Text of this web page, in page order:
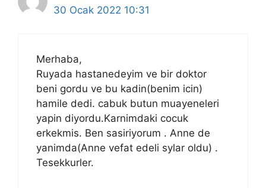
30 Ocak 2022 10:31
Merhaba,
Ruyada hastanedeyim ve bir doktor
beni gordu ve bu kadin(benim icin)
hamile dedi. cabuk butun muayeneleri
yapin diyordu.Karnimdaki cocuk
erkekmis. Ben sasiriyorum . Anne de
yanimda(Anne vefat edeli sylar oldu) .
Tesekkurler.